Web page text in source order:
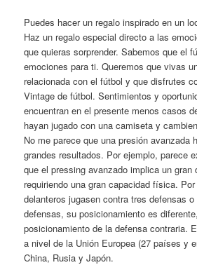
Puedes hacer un regalo inspirado en un
Haz un regalo especial directo a las
que quieras sorprender. Sabemos que el
emociones para ti. Queremos que vivas
relacionada con el fútbol y que disfrutes
Vintage de fútbol. Sentimientos y
encuentran en el presente menos casos
hayan jugado con una camiseta y
No me parece que una presión avanzada
grandes resultados. Por ejemplo, parece
que el pressing avanzado implica un
requiriendo una gran capacidad física.
delanteros jugasen contra tres defensas
defensas, su posicionamiento es
posicionamiento de la defensa contraria.
a nivel de la Unión Europea (27 países y
China, Rusia y Japón.